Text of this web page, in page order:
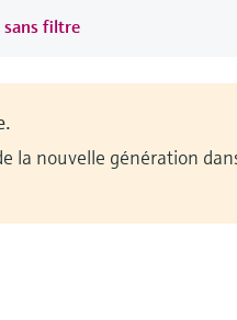
sans filtre
la nouvelle génération